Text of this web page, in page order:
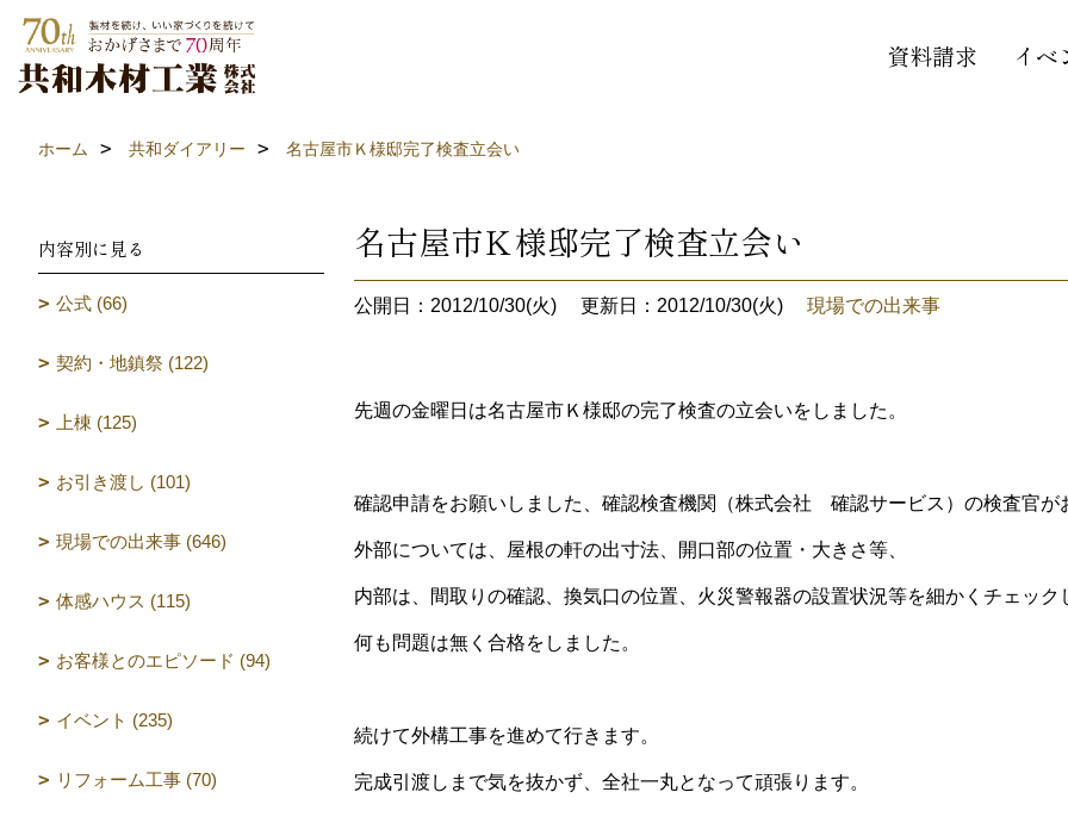
資料請求 イベ
ホーム 共和ダイアリー 名古屋市Ｋ様邸完了検査立会い
名古屋市Ｋ様邸完了検査立会い
公開日：2012/10/30(火) 更新日：2012/10/30(火) 現場での出来事
先週の金曜日は名古屋市Ｋ様邸の完了検査の立会いをしました。
確認申請をお願いしました、確認検査機関（株式会社 確認サービス）の検査官が
外部については、屋根の軒の出寸法、開口部の位置・大きさ等、
内部は、間取りの確認、換気口の位置、火災警報器の設置状況等を細かくチェッ
何も問題は無く合格をしました。
続けて外構工事を進めて行きます。
完成引渡しまで気を抜かず、全社一丸となって頑張ります。
内容別に見る
公式 (66)
契約・地鎮祭 (122)
上棟 (125)
お引き渡し (101)
現場での出来事 (646)
体感ハウス (115)
お客様とのエピソード (94)
イベント (235)
リフォーム工事 (70)